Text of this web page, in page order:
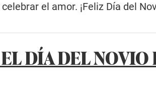
el amor. ¡Feliz Día del
DÍA DEL NOVIO